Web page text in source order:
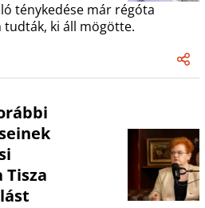
ténykedése már régóta
tudták, ki áll mögötte.
Tisza